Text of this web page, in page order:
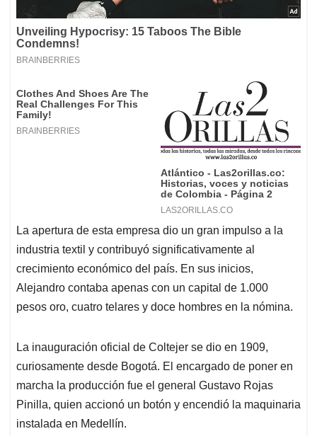
La apertura de esta empresa dio un gran impulso a la
industria textil y contribuyó significativamente al
crecimiento económico del país. En sus inicios,
Alejandro contaba apenas con un capital de 1.000
pesos oro, cuatro telares y doce hombres en la nómina.
La inauguración oficial de Coltejer se dio en 1909,
curiosamente desde Bogotá. El encargado de poner en
marcha la producción fue el general Gustavo Rojas
Pinilla, quien accionó un botón y encendió la maquinaria
instalada en Medellín.